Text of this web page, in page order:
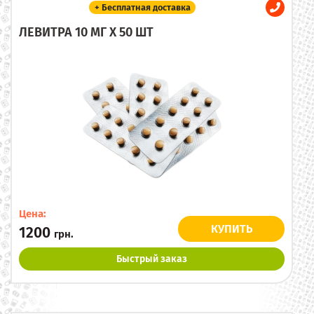
+ Бесплатная доставка
ЛЕВИТРА 10 МГ X 50 ШТ
Цена:
1200 грн. КУПИТЬ
Быстрый заказ